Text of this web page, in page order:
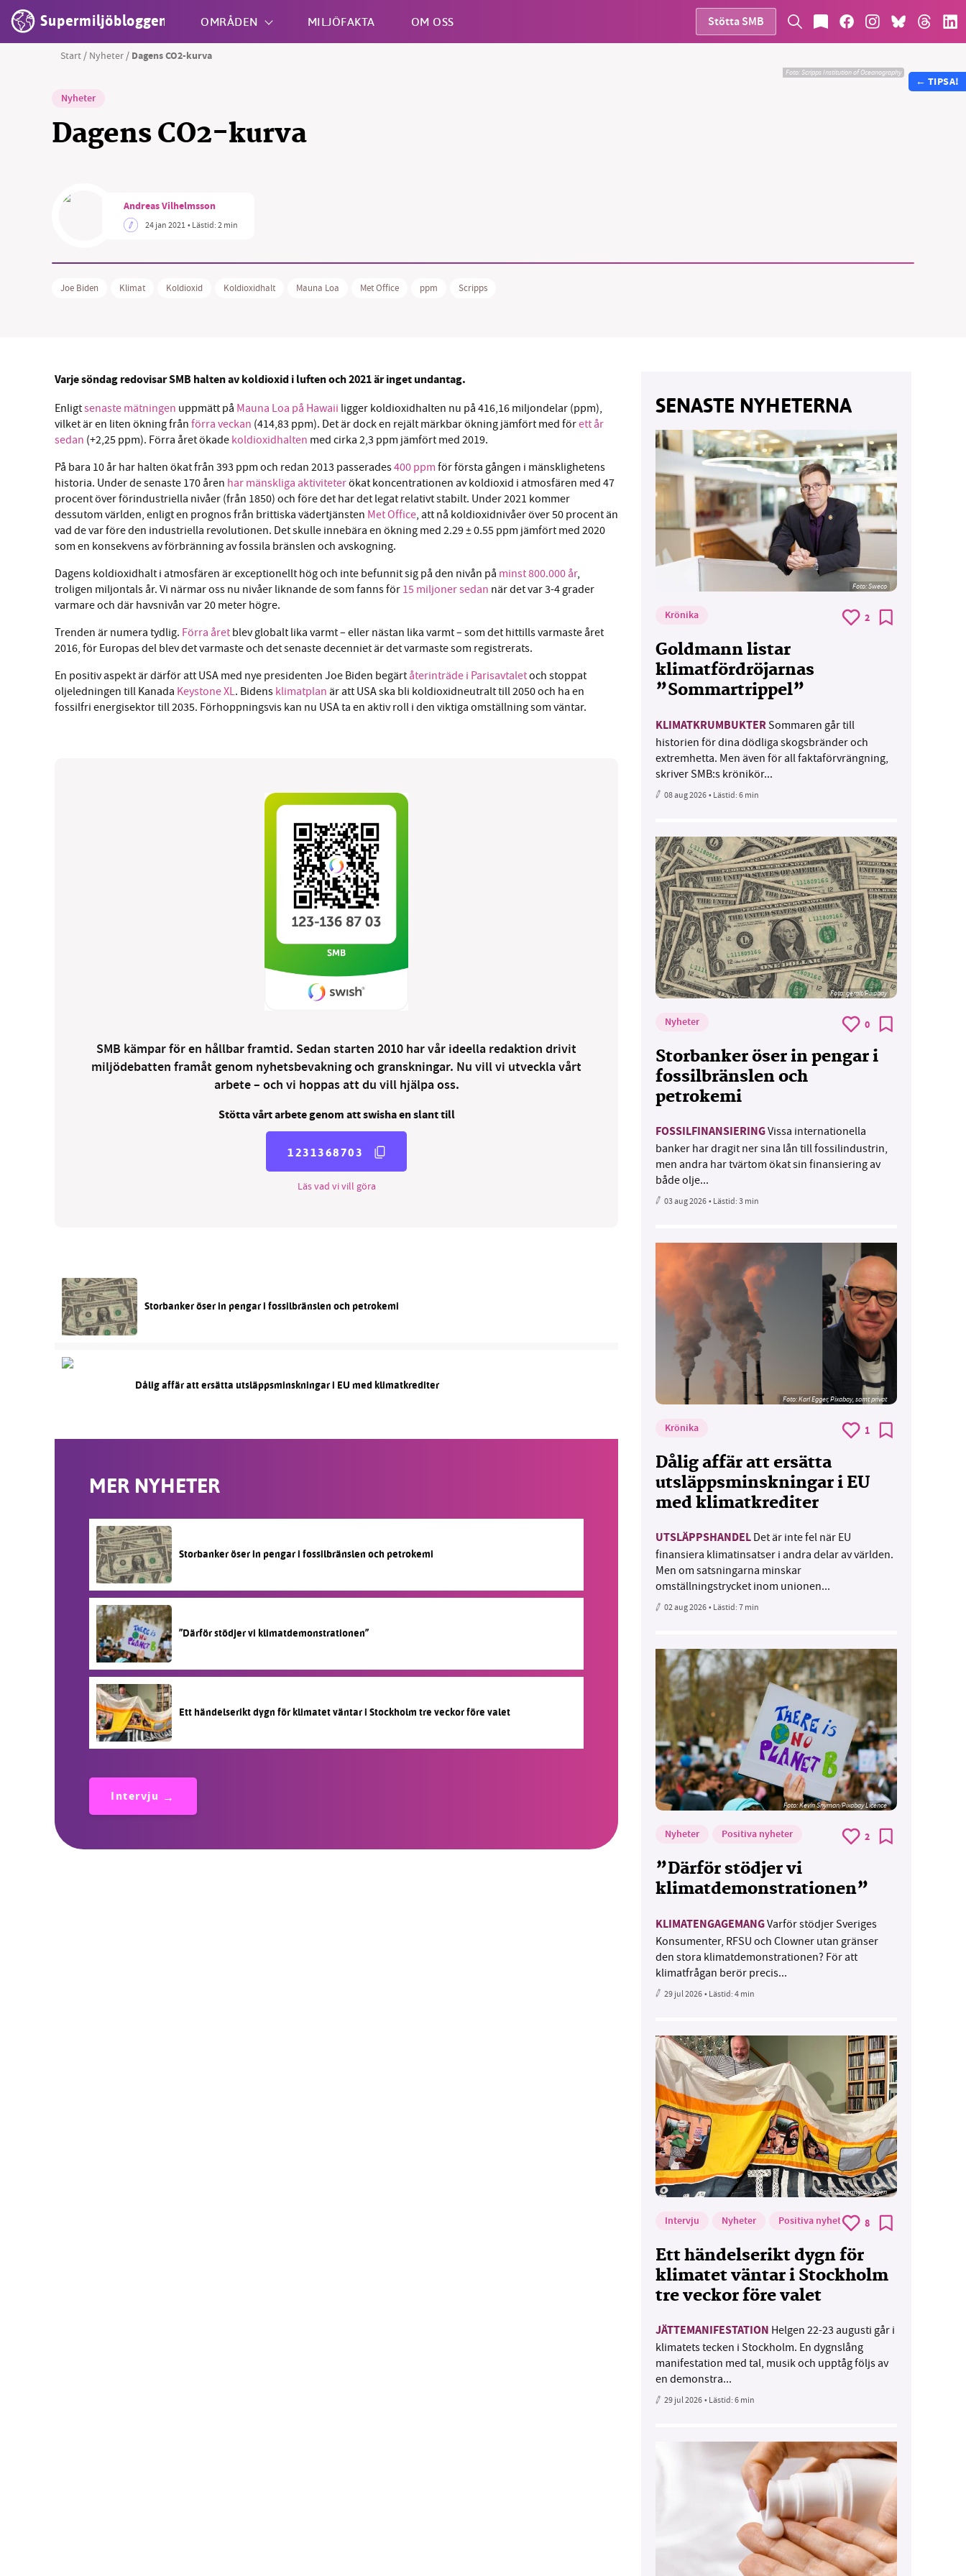
Supermiljöbloggen OMRÅDEN MILJÖFAKTA OM OSS Stötta SMB
Start / Nyheter / Dagens CO2-kurva
Nyheter
Dagens CO2-kurva
Foto:Scripps Institution of Oceanography
Andreas Vilhelmsson
24 jan 2021• Lästid:2 min
Joe Biden Klimat Koldioxid Koldioxidhalt Mauna Loa Met Office ppm Scripps
Varje söndag redovisar SMB halten av koldioxid i luften och 2021 är inget undantag.
Enligtsenaste mätningen uppmätt på Mauna Loa på Hawaii ligger koldioxidhalten nu på 416,16 miljondelar (ppm),
vilket är en liten ökning från förra veckan (414,83 ppm). Det är dock en rejält märkbar ökning jämfört med förett år
sedan (+2,25 ppm). Förra året ökade koldioxidhalten med cirka 2,3 ppm jämfört med 2019.
På bara 10 år har halten ökat från 393 ppm och redan 2013 passerades400 ppm för första gången i mänsklighetens
historia. Under de senaste 170 åren har mänskliga aktiviteterökat koncentrationen av koldioxid i atmosfären med 47
procent över förindustriella nivåer (från 1850) och före det har det legat relativt stabilt. Under 2021 kommer
dessutom världen, enligt en prognos från brittiska vädertjänsten Met Office, att nå koldioxidnivåer över 50 procent än
vad de var före den industriella revolutionen. Det skulle innebära en ökning med 2.29 ± 0.55 ppm jämfört med 2020
som en konsekvens av förbränning av fossila bränslen och avskogning.
Dagens koldioxidhalt i atmosfären är exceptionellt hög och inte befunnit sig på den nivån på minst 800.000 år,
troligen miljontals år. Vi närmar oss nu nivåer liknande de som fanns för 15 miljoner sedan när det var 3-4 grader
varmare och där havsnivån var 20 meter högre.
Trenden är numera tydlig. Förra året blev globalt lika varmt – eller nästan lika varmt – som det hittills varmaste året
2016, för Europas del blev det varmaste och det senaste decenniet är det varmaste som registrerats.
En positiv aspekt är därför att USA med nye presidenten Joe Biden begärt återinträde i Parisavtaletoch stoppat
oljeledningen till Kanada Keystone XL. Bidens klimatplan är att USA ska bli koldioxidneutralt till 2050 och ha en
fossilfri energi­sektor till 2035. Förhoppningsvis kan nu USA ta en aktiv roll i den viktiga omställning som väntar.
SMB kämpar för en hållbar framtid. Sedan starten 2010 har vår ideella redaktion drivit
miljödebatten framåt genom nyhetsbevakning och granskningar. Nu vill vi utveckla vårt
arbete – och vi hoppas att du vill hjälpa oss.
Stötta vårt arbete genom att swisha en slant till
1231368703
Läs vad vi vill göra
Storbanker öser in pengar i fossilbränslen och petrokemi
Dålig affär att ersätta utsläppsminskningar i EU med klimatkrediter
MER NYHETER
Storbanker öser in pengar i fossilbränslen och petrokemi
”Därför stödjer vi klimatdemonstrationen”
Ett händelserikt dygn för klimatet väntar i Stockholm tre veckor före valet
Intervju
SENASTE NYHETERNA
Foto: Sweco
Krönika 2
Goldmann listar
klimatfördröjarnas
”Sommartrippel”
KLIMATKRUMBUKTERSommaren går till
historien för dina dödliga skogsbränder och
extremhetta. Men även för all faktaförvrängning,
skriver SMB:s krönikör...
08 aug 2026• Lästid:6 min
Foto:geralt/Pixabay
Nyheter 0
Storbanker öser in pengar i
fossilbränslen och
petrokemi
FOSSILFINANSIERINGVissa internationella
banker har dragit ner sina lån till fossilindustrin,
men andra har tvärtom ökat sin finansiering av
både olje...
03 aug 2026• Lästid:3 min
Foto:Karl Egger, Pixabay, samt privat
Krönika 1
Dålig affär att ersätta
utsläppsminskningar i EU
med klimatkrediter
UTSLÄPPSHANDEL Det är inte fel när EU
finansiera klimatinsatser i andra delar av världen.
Men om satsningarna minskar
omställningstrycket inom unionen...
02 aug 2026• Lästid:7 min
Foto:Kevin Snyman/Pixabay Licence
Nyheter Positiva nyheter 2
”Därför stödjer vi
klimatdemonstrationen”
KLIMATENGAGEMANGVarför stödjer Sveriges
Konsumenter, RFSU och Clowner utan gränser
den stora klimatdemonstrationen? För att
klimatfrågan berör precis...
29 jul 2026• Lästid:4 min
Foto: Supermijöbloggen
Intervju Nyheter Positiva nyheter 8
Ett händelserikt dygn för
klimatet väntar i Stockholm
tre veckor före valet
JÄTTEMANIFESTATION Helgen 22-23 augusti går i
klimatets tecken i Stockholm. En dygnslång
manifestation med tal, musik och upptåg följs av
en demonstra...
29 jul 2026• Lästid:6 min
← TIPSA!
SMB kämpar för en hållbar framtid. Sedan starten 2010 har vår
ideella redaktion drivit miljödebatten framåt genom
nyhetsbevakning och granskningar. Nu vill vi utveckla vårt arbete –
och vi hoppas att du vill hjälpa oss.
Stötta vårt arbete genom att swisha en slant till
1231368703
Läs vad vi vill göra